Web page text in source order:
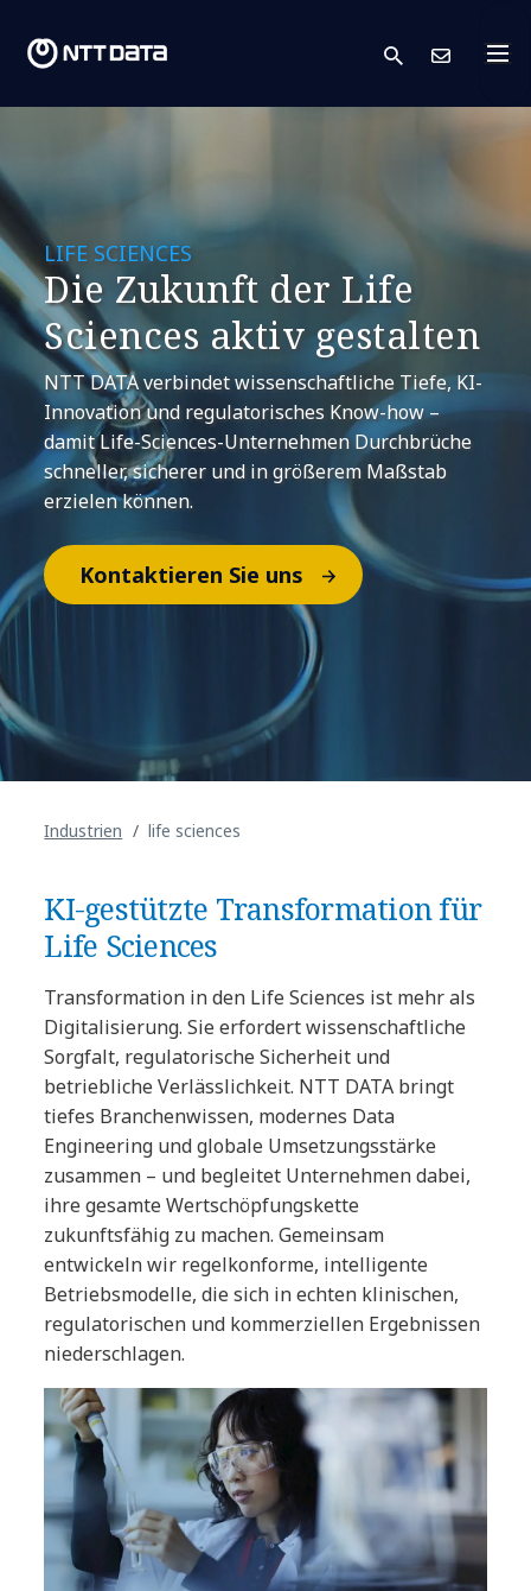
search
LIFE SCIENCES
Die Zukunft der Life
Sciences aktiv gestalten
NTT DATA verbindet wissenschaftliche Tiefe, KI-
Innovation und regulatorisches Know-how –
damit Life-Sciences-Unternehmen Durchbrüche
schneller, sicherer und in größerem Maßstab
erzielen können.
Kontaktieren Sie uns
Industrien life sciences
KI-gestützte Transformation für
Life Sciences
Transformation in den Life Sciences ist mehr als
Digitalisierung. Sie erfordert wissenschaftliche
Sorgfalt, regulatorische Sicherheit und
betriebliche Verlässlichkeit. NTT DATA bringt
tiefes Branchenwissen, modernes Data
Engineering und globale Umsetzungsstärke
zusammen – und begleitet Unternehmen dabei,
ihre gesamte Wertschöpfungskette
zukunftsfähig zu machen. Gemeinsam
entwickeln wir regelkonforme, intelligente
Betriebsmodelle, die sich in echten klinischen,
regulatorischen und kommerziellen Ergebnissen
niederschlagen.